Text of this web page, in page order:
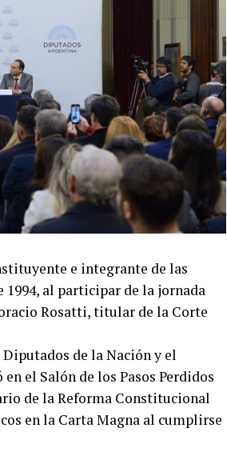
e integrante de las
al participar de la jornada
Rosatti, titular de la Corte
de la Nación y el
el Salón de los Pasos Perdidos
de la Reforma Constitucional
en la Carta Magna al cumplirse